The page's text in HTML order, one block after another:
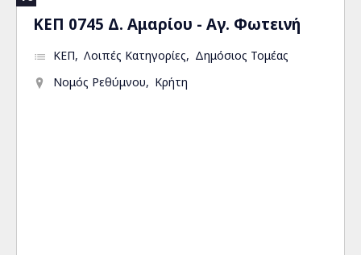
ΚΕΠ 0745 Δ. Αμαρίου - Αγ. Φωτεινή
ΚΕΠ Λοιπές Κατηγορίες
Δημόσιος Τομέας
Νομός Ρεθύμνου
Κρήτη